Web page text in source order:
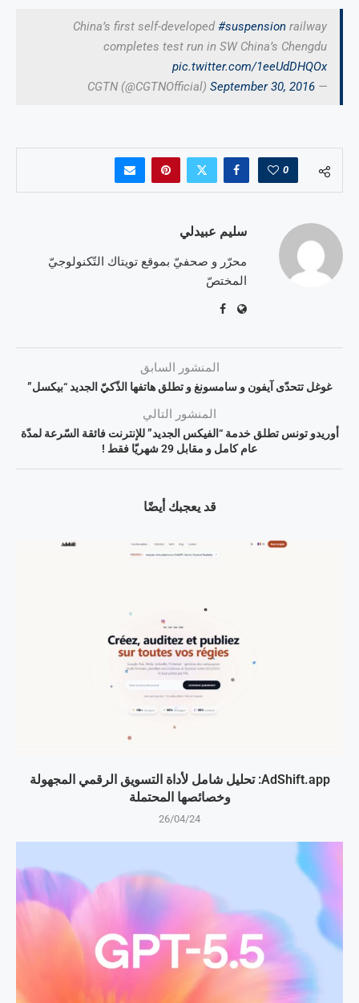
China’s first self-developed#suspension railway
completes test run in SW China’s Chengdu
pic.twitter.com/1eeUdDHQOx
— CGTN (@CGTNOfficial)
September 30, 2016
0
سليم عبيدلي
محرّر و صحفيّ بموقع تويتاك التّكنولوجيّ
المختصّ
المنشور السابق
غوغل تتحدّى آيفون و سامسونغ و تطلق هاتفها الذّكيّ الجديد “بيكسل”
المنشور التالي
أوريدو تونس تطلق خدمة “الفيكس الجديد” للإنترنت فائقة السّرعة لمدّة
عام كامل و مقابل 29 شهريّا فقط !
قد يعجبك أيضًا
AdShift.app: تحليل شامل لأداة التسويق الرقمي المجهولة
وخصائصها المحتملة
26/04/24